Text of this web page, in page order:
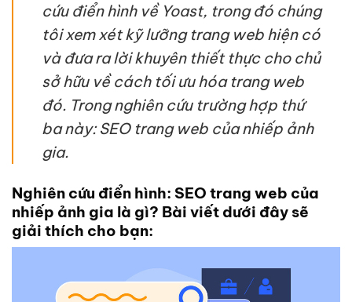
cứu điển hình về Yoast, trong đó chúng
tôi xem xét kỹ lưỡng trang web hiện có
và đưa ra lời khuyên thiết thực cho chủ
sở hữu về cách tối ưu hóa trang web
đó. Trong nghiên cứu trường hợp thứ
ba này: SEO trang web của nhiếp ảnh
gia.
Nghiên cứu điển hình: SEO trang web của
nhiếp ảnh gia là gì? Bài viết dưới đây sẽ
giải thích cho bạn: